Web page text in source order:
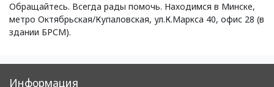
Обращайтесь. Всегда рады помочь. Находимся в Минске,
метро Октябрьская/Купаловская, ул.К.Маркса 40, офис 28 (в
здании БРСМ).
Информация